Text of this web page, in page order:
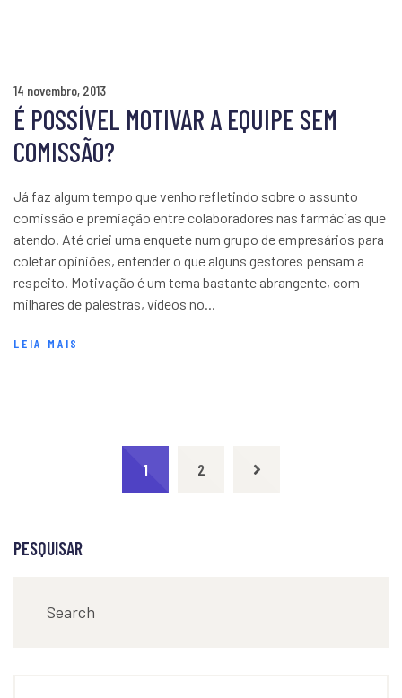
14 novembro, 2013
É POSSÍVEL MOTIVAR A EQUIPE SEM
COMISSÃO?
Já faz algum tempo que venho refletindo sobre o assunto
comissão e premiação entre colaboradores nas farmácias que
atendo. Até criei uma enquete num grupo de empresários para
coletar opiniões, entender o que alguns gestores pensam a
respeito. Motivação é um tema bastante abrangente, com
milhares de palestras, vídeos no...
LEIA MAIS
1 2
PESQUISAR